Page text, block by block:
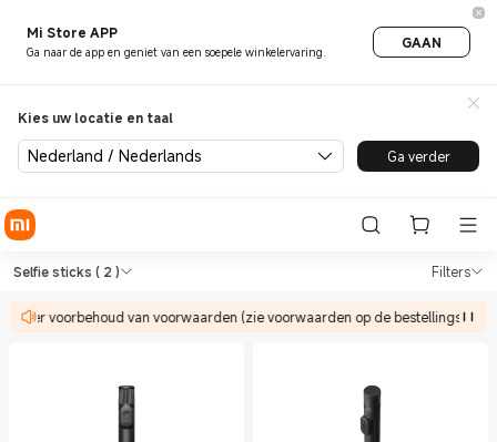
Mi Store APP
Ga naar de app en geniet van een soepele winkelervaring.
GAAN
Kies uw locatie en taal
Nederland / Nederlands Ga verder
Shop Gereedschap Selfie
Selfie sticks ( 2 ) Filters
onder voorbehoud van voorwaarden (zie voorwaarden op de
Shop Gereedschap Selfie sticks in